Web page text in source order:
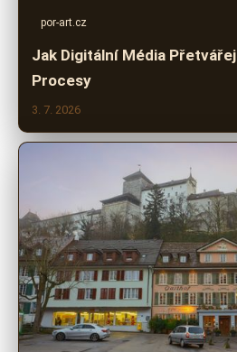
por-art.cz
Jak Digitální Média
Procesy
3. 7. 2026